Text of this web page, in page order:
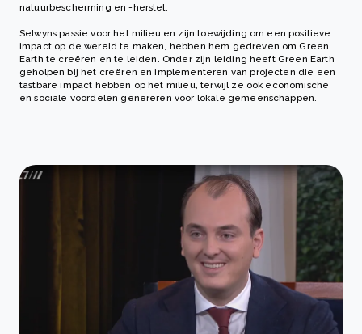
natuurbescherming en -herstel.
Selwyns passie voor het milieu en zijn toewijding om een positieve
impact op de wereld te maken, hebben hem gedreven om Green
Earth te creëren en te leiden. Onder zijn leiding heeft Green Earth
geholpen bij het creëren en implementeren van projecten die een
tastbare impact hebben op het milieu, terwijl ze ook economische
en sociale voordelen genereren voor lokale gemeenschappen.